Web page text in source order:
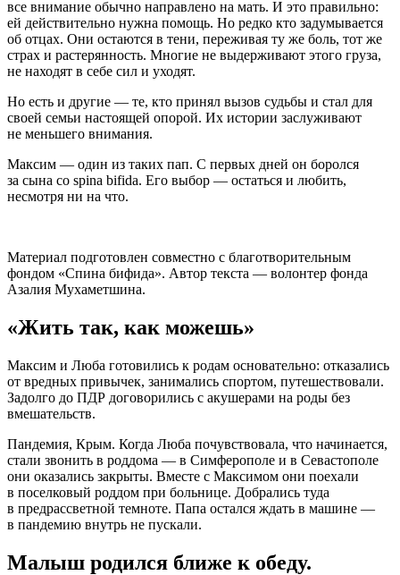
все внимание обычно направлено на мать. И это правильно:
ей действительно нужна помощь. Но редко кто задумывается
об отцах. Они остаются в тени, переживая ту же боль, тот же
страх и растерянность. Многие не выдерживают этого груза,
не находят в себе сил и уходят.
Но есть и другие — те, кто принял вызов судьбы и стал для
своей семьи настоящей опорой. Их истории заслуживают
не меньшего внимания.
Максим — один из таких пап. С первых дней он боролся
за сына со spina bifida. Его выбор — остаться и любить,
несмотря ни на что.
Материал подготовлен совместно с благотворительным
фондом «Спина бифида». Автор текста — волонтер фонда
Азалия Мухаметшина.
«Жить так, как можешь»
Максим и Люба готовились к родам основательно: отказались
от вредных привычек, занимались спортом, путешествовали.
Задолго до ПДР договорились с акушерами на роды без
вмешательств.
Пандемия, Крым. Когда Люба почувствовала, что начинается,
стали звонить в роддома — в Симферополе и в Севастополе
они оказались закрыты. Вместе с Максимом они поехали
в поселковый роддом при больнице. Добрались туда
в предрассветной темноте. Папа остался ждать в машине —
в пандемию внутрь не пускали.
Малыш родился ближе к обеду.